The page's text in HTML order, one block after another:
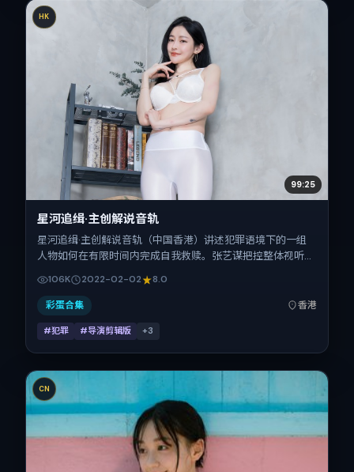
HK
99:25
星河追缉·主创解说音轨
星河追缉·主创解说音轨（中国香港）讲述犯罪语境下的一组
人物如何在有限时间内完成自我救赎。张艺谋把控整体视听语
富。影片定于 2022-02-02 起陆续登陆院线与网络平台，春
节档前后公映，片长108分钟。
106K 2022-02-02 8.0
彩蛋合集 香港
#犯罪 #导演剪辑版 +3
CN